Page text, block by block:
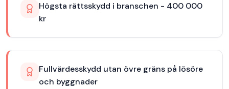
Högsta rättsskydd i branschen - 400 000
kr
Fullvärdesskydd utan övre gräns på lösöre
och byggnader